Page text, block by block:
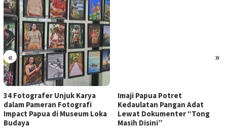
« »
34 Fotografer Unjuk Karya
dalam Pameran Fotografi
Impact Papua di Museum Loka
Budaya
Imaji Papua Potret
Kedaulatan Pangan Adat
Lewat Dokumenter “Tong
Masih Disini”